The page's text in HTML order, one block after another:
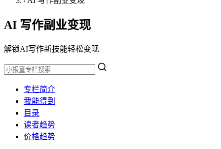
AI 写作副业变现
解锁AI写作新技能轻松变现
专栏简介
我能得到
目录
读者趋势
价格趋势